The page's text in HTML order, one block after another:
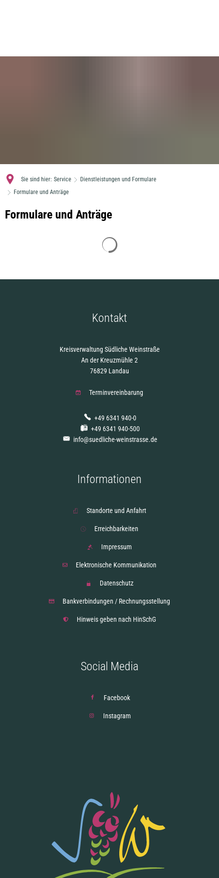
Sie sind hier: Service
Dienstleistungen und Formulare
Formulare und Anträge
Formulare
Formulare und Anträge
Kontakt
Kreisverwaltung Südliche Weinstraße
An der Kreuzmühle 2
76829 Landau
Terminvereinbarung
+49 6341 940-0
+49 6341 940-500
info@suedliche-weinstrasse.de
Informationen
Standorte und Anfahrt
Erreichbarkeiten
Impressum
Elektronische Kommunikation
Datenschutz
Bankverbindungen / Rechnungsstellung
Hinweis geben nach HinSchG
Social Media
Facebook
Instagram